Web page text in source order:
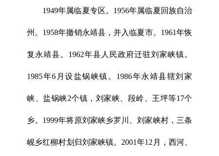
1949年属临夏专区。1956年属临夏回族自治
州。1958年撤销永靖县，并入临夏市。1961年恢
复永靖县。1962年县人民政府迁驻刘家峡镇。
1985年6月设盐锅峡镇。1986年永靖县辖刘家
峡、盐锅峡2个镇，刘家峡、段岭、王坪等17个
乡。1999年将原刘家峡乡罗川、刘家峡村，三条
岘乡红柳村划归刘家峡镇。2001年12月，西河、